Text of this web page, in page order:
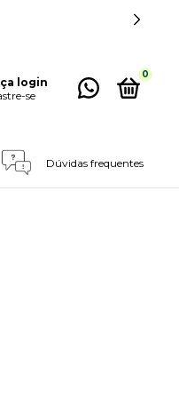
FRETE GRÁTIS NAS
login
se
0
E DEVOLUÇÕES
Dúvidas frequentes